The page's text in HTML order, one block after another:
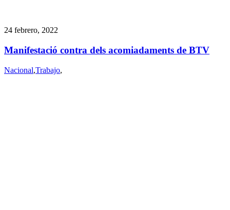
24 febrero, 2022
Manifestació contra dels acomiadaments de BTV
Nacional,Trabajo,